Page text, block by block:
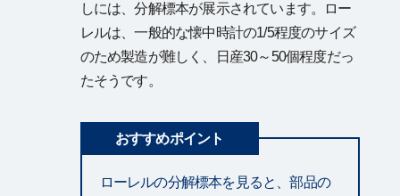
しには、分解標本が展示されています。ロー
レルは、一般的な懐中時計の1/5程度のサイズ
のため製造が難しく、日産30～50個程度だっ
たそうです。
おすすめポイント
ローレルの分解標本を見ると、部品の